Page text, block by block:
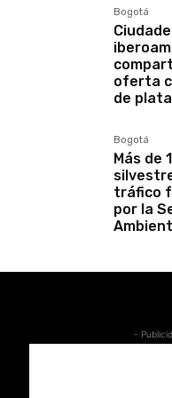
Bogotá
oferta
de
Bogotá
Más de
tráfico
por la
-